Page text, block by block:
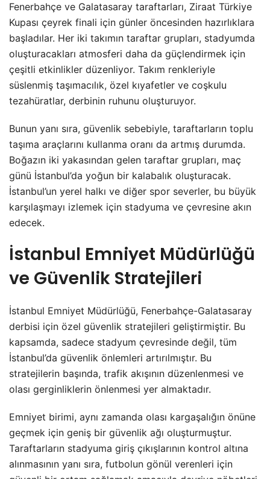
Fenerbahçe ve Galatasaray taraftarları, Ziraat Türkiye
Kupası çeyrek finali için günler öncesinden hazırlıklara
başladılar. Her iki takımın taraftar grupları, stadyumda
oluşturacakları atmosferi daha da güçlendirmek için
çeşitli etkinlikler düzenliyor. Takım renkleriyle
süslenmiş taşımacılık, özel kıyafetler ve coşkulu
tezahüratlar, derbinin ruhunu oluşturuyor.
Bunun yanı sıra, güvenlik sebebiyle, taraftarların toplu
taşıma araçlarını kullanma oranı da artmış durumda.
Boğazın iki yakasından gelen taraftar grupları, maç
günü İstanbul’da yoğun bir kalabalık oluşturacak.
İstanbul’un yerel halkı ve diğer spor severler, bu büyük
karşılaşmayı izlemek için stadyuma ve çevresine akın
edecek.
İstanbul Emniyet Müdürlüğü
ve Güvenlik Stratejileri
İstanbul Emniyet Müdürlüğü, Fenerbahçe-Galatasaray
derbisi için özel güvenlik stratejileri geliştirmiştir. Bu
kapsamda, sadece stadyum çevresinde değil, tüm
İstanbul’da güvenlik önlemleri artırılmıştır. Bu
stratejilerin başında, trafik akışının düzenlenmesi ve
olası gerginliklerin önlenmesi yer almaktadır.
Emniyet birimi, aynı zamanda olası kargaşalığın önüne
geçmek için geniş bir güvenlik ağı oluşturmuştur.
Taraftarların stadyuma giriş çıkışlarının kontrol altına
alınmasının yanı sıra, futbolun gönül verenleri için